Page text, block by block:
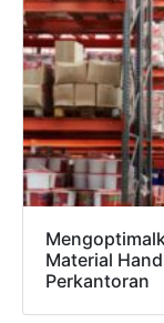
Material
Perkantoran